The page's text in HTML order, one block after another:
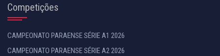
Competições
CAMPEONATO PARAENSE SÉRIE A1 2026
CAMPEONATO PARAENSE SÉRIE A2 2026